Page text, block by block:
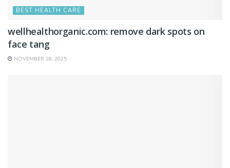
BEST HEALTH CARE
wellhealthorganic.com: remove dark spots on
face tang
NOVEMBER 28, 2025